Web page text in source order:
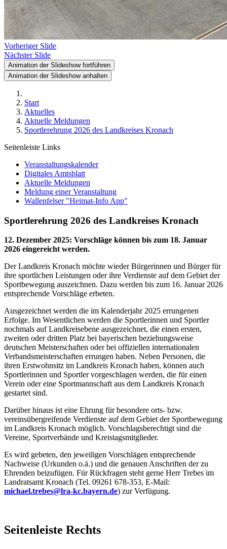
Vorheriger Slide
Nächster Slide
Animation der Slideshow fortführen
Animation der Slideshow anhalten
Start
Aktuelles
Aktuelle Meldungen
Sportlerehrung 2026 des Landkreises Kronach
Seitenleiste Links
Veranstaltungskalender
Digitales Amtsblatt
Aktuelle Meldungen
Meldung einer Veranstaltung
Wallenfelser "Heimat-Info App"
Sportlerehrung 2026 des Landkreises Kronach
12. Dezember 2025: Vorschläge können bis zum 18. Januar
2026 eingereicht werden.
Der Landkreis Kronach möchte wieder Bürgerinnen und Bürger für
ihre sportlichen Leistungen oder ihre Verdienste auf dem Gebiet der
Sportbewegung auszeichnen. Dazu werden bis zum 16. Januar 2026
entsprechende Vorschläge erbeten.
Ausgezeichnet werden die im Kalenderjahr 2025 errungenen
Erfolge. Im Wesentlichen werden die Sportlerinnen und Sportler
nochmals auf Landkreisebene ausgezeichnet, die einen ersten,
zweiten oder dritten Platz bei bayerischen beziehungsweise
deutschen Meisterschaften oder bei offiziellen internationalen
Verbandsmeisterschaften errungen haben. Neben Personen, die
ihren Erstwohnsitz im Landkreis Kronach haben, können auch
Sportlerinnen und Sportler vorgeschlagen werden, die für einen
Verein oder eine Sportmannschaft aus dem Landkreis Kronach
gestartet sind.
Darüber hinaus ist eine Ehrung für besondere orts- bzw.
vereinsübergreifende Verdienste auf dem Gebiet der Sportbewegung
im Landkreis Kronach möglich. Vorschlagsberechtigt sind die
Vereine, Sportverbände und Kreistagsmitglieder.
Es wird gebeten, den jeweiligen Vorschlägen entsprechende
Nachweise (Urkunden o.ä.) und die genauen Anschriften der zu
Ehrenden beizufügen. Für Rückfragen steht gerne Herr Trebes im
Landratsamt Kronach (Tel. 09261 678-353, E-Mail:
michael.trebes@lra-kc.bayern.de) zur Verfügung.
Seitenleiste Rechts